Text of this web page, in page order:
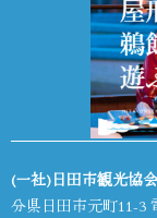
(一社)日田市観光協
分県日田市元町11-3